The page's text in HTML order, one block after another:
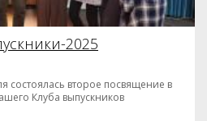
2025
состоялась второе посвящение в
Клуба выпускников